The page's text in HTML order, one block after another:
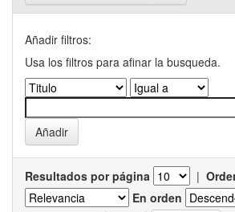
Añadir filtros:
Usa los filtros para afinar la busqueda.
Resultados por página |
En orden